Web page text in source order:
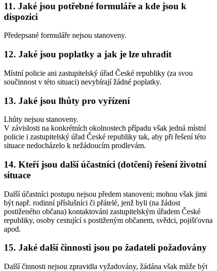
11. Jaké jsou potřebné formuláře a kde jsou k
dispozici
Předepsané formuláře nejsou stanoveny.
12. Jaké jsou poplatky a jak je lze uhradit
Místní policie ani zastupitelský úřad České republiky (za svou
součinnost v této situaci) nevybírají žádné poplatky.
13. Jaké jsou lhůty pro vyřízení
Lhůty nejsou stanoveny.
V závislosti na konkrétních okolnostech případu však jedná místní
policie i zastupitelský úřad České republiky tak, aby při řešení této
situace nedocházelo k nežádoucím prodlevám.
14. Kteří jsou další účastníci (dotčení) řešení životní
situace
Další účastníci postupu nejsou předem stanoveni; mohou však jimi
být např. rodinní příslušníci či přátelé, jenž byli (na žádost
postiženého občana) kontaktováni zastupitelským úřadem České
republiky, osoby cestující s postiženým občanem, svědci, pojišťovna
apod.
15. Jaké další činnosti jsou po žadateli požadovány
Další činnosti nejsou zpravidla vyžadovány, žádána však může být